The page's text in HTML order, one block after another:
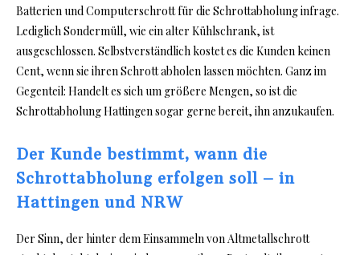
Batterien und Computerschrott für die Schrottabholung infrage.
Lediglich Sondermüll, wie ein alter Kühlschrank, ist
ausgeschlossen. Selbstverständlich kostet es die Kunden keinen
Cent, wenn sie ihren Schrott abholen lassen möchten. Ganz im
Gegenteil: Handelt es sich um größere Mengen, so ist die
Schrottabholung Hattingen sogar gerne bereit, ihn anzukaufen.
Der Kunde bestimmt, wann die
Schrottabholung erfolgen soll – in
Hattingen und NRW
Der Sinn, der hinter dem Einsammeln von Altmetallschrott